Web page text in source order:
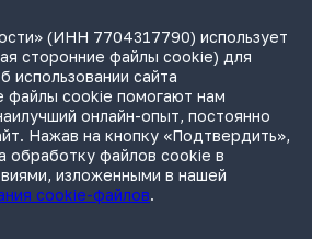
на систему управления
«Яндекса»
иски российской «дочки»
(ИНН 7704317790) использует
сторонние файлы cookie) для
использовании сайта
файлы cookie помогают нам
онлайн-опыт, постоянно
Нажав на кнопку «Подтвердить»,
обработку файлов cookie в
изложенными в нашей
cookie-файлов.